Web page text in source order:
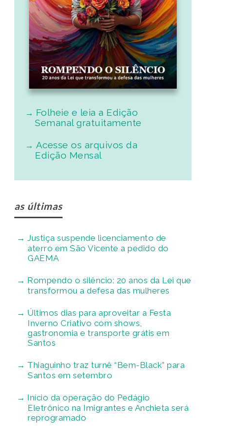
Folheie e leia a Edição
Semanal gratuitamente
Acesse os arquivos da
Edição Mensal
as últimas
Justiça suspende licenciamento de
aterro em São Vicente a pedido do
GAEMA
Rompendo o silêncio: 20 anos da Lei que
transformou a defesa das mulheres
Últimos dias para aproveitar a Festa
Inverno Criativo com shows,
gastronomia e transporte grátis em
Santos
Thiaguinho traz turnê “Bem-Black” para
Santos em setembro
Início da operação do Pedágio
Eletrônico na Imigrantes e Anchieta será
reprogramado